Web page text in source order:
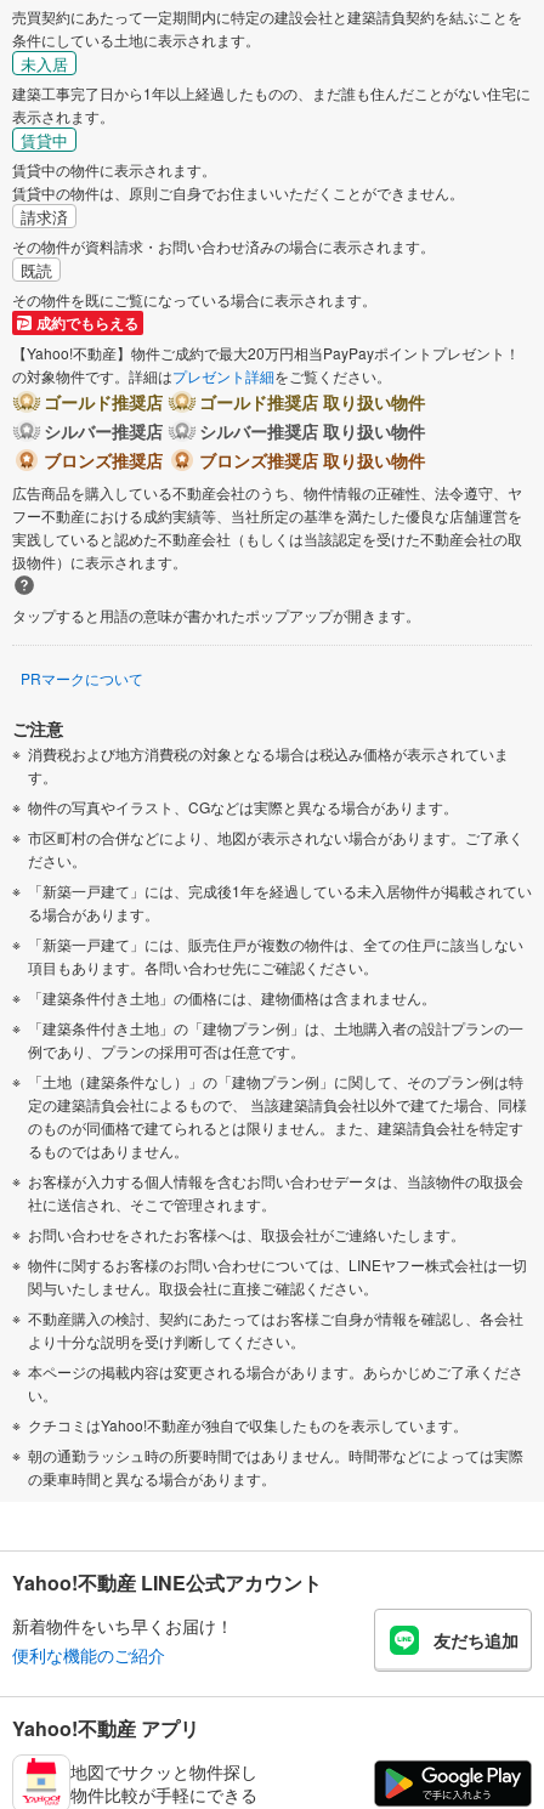
売買契約にあたって一定期間内に特定の建設会社と建築請負契約を結ぶことを
条件にしている土地に表示されます。
未入居
建築工事完了日から1年以上経過したものの、まだ誰も住んだことがない住宅に
表示されます。
賃貸中
賃貸中の物件に表示されます。
賃貸中の物件は、原則ご自身でお住まいいただくことができません。
請求済
その物件が資料請求・お問い合わせ済みの場合に表示されます。
既読
その物件を既にご覧になっている場合に表示されます。
成約でもらえる
【Yahoo!不動産】物件ご成約で最大20万円相当PayPayポイントプレゼント！
の対象物件です。詳細はプレゼント詳細をご覧ください。
ゴールド推奨店
ゴールド推奨店 取り扱い物件
シルバー推奨店
シルバー推奨店 取り扱い物件
ブロンズ推奨店
ブロンズ推奨店 取り扱い物件
広告商品を購入している不動産会社のうち、物件情報の正確性、法令遵守、ヤ
フー不動産における成約実績等、当社所定の基準を満たした優良な店舗運営を
実践していると認めた不動産会社（もしくは当該認定を受けた不動産会社の取
扱物件）に表示されます。
タップすると用語の意味が書かれたポップアップが開きます。
PRマークについて
ご注意
消費税および地方消費税の対象となる場合は税込み価格が表示されていま
す。
物件の写真やイラスト、CGなどは実際と異なる場合があります。
市区町村の合併などにより、地図が表示されない場合があります。ご了承く
ださい。
「新築一戸建て」には、完成後1年を経過している未入居物件が掲載されてい
る場合があります。
「新築一戸建て」には、販売住戸が複数の物件は、全ての住戸に該当しない
項目もあります。各問い合わせ先にご確認ください。
「建築条件付き土地」の価格には、建物価格は含まれません。
「建築条件付き土地」の「建物プラン例」は、土地購入者の設計プランの一
例であり、プランの採用可否は任意です。
「土地（建築条件なし）」の「建物プラン例」に関して、そのプラン例は特
定の建築請負会社によるもので、 当該建築請負会社以外で建てた場合、同様
のものが同価格で建てられるとは限りません。また、建築請負会社を特定す
るものではありません。
お客様が入力する個人情報を含むお問い合わせデータは、当該物件の取扱会
社に送信され、そこで管理されます。
お問い合わせをされたお客様へは、取扱会社がご連絡いたします。
物件に関するお客様のお問い合わせについては、LINEヤフー株式会社は一切
関与いたしません。取扱会社に直接ご確認ください。
不動産購入の検討、契約にあたってはお客様ご自身が情報を確認し、各会社
より十分な説明を受け判断してください。
本ページの掲載内容は変更される場合があります。あらかじめご了承くださ
い。
クチコミはYahoo!不動産が独自で収集したものを表示しています。
朝の通勤ラッシュ時の所要時間ではありません。時間帯などによっては実際
の乗車時間と異なる場合があります。
Yahoo!不動産 LINE公式アカウント
新着物件をいち早くお届け！
便利な機能のご紹介
友だち追加
Yahoo!不動産 アプリ
地図でサクッと物件探し
物件比較が手軽にできる